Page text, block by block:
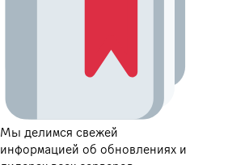
Мы делимся свежей
информацией об обновлениях и